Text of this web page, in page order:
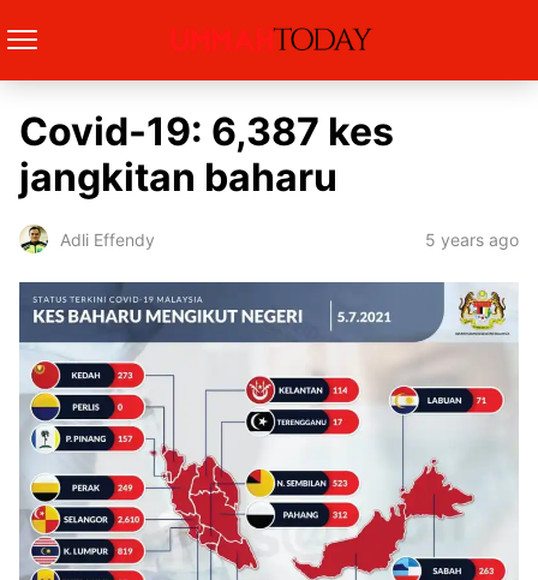
Covid-19: 6,387 kes
jangkitan baharu
Adli Effendy 5 years ago